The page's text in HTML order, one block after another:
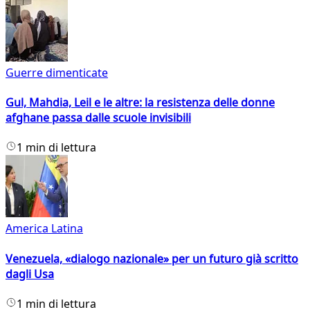
Guerre dimenticate
Gul, Mahdia, Leil e le altre: la resistenza delle donne
afghane passa dalle scuole invisibili
1 min di lettura
America Latina
Venezuela, «dialogo nazionale» per un futuro già scritto
dagli Usa
1 min di lettura